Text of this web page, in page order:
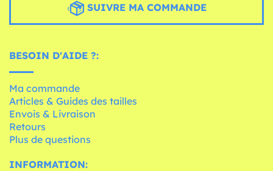
SUIVRE MA COMMANDE
BESOIN D'AIDE ?:
Ma commande
Articles & Guides des tailles
Envois & Livraison
Retours
Plus de questions
INFORMATION: